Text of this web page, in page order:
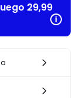
29,99